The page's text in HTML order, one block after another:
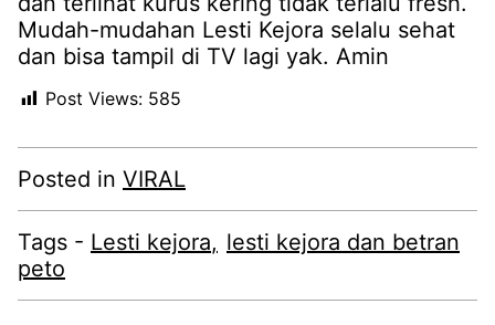
Mudah-mudahan Lesti Kejora selalu sehat
dan bisa tampil di TV lagi yak. Amin
Post Views: 585
Posted in VIRAL
Tags - Lesti kejora
lesti kejora dan betran
peto